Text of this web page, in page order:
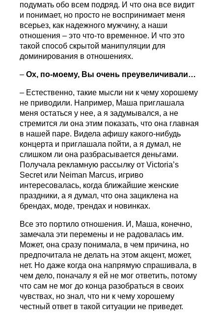
подумать обо всем подряд. И что она все видит
и понимает, но просто не воспринимает меня
всерьез, как надежного мужчину, а наши
отношения – это что-то временное. И что это
такой способ скрытой манипуляции для
доминирования в отношениях.
–Ох, по-моему, Вы очень преувеличивали…
– Естественно, такие мысли ни к чему хорошему
не приводили. Например, Маша приглашала
меня остаться у нее, а я задумывался, а не
стремится ли она этим показать, что она главная
в нашей паре. Видела афишу какого-нибудь
концерта и приглашала пойти, а я думал, не
слишком ли она разбрасывается деньгами.
Получала рекламную рассылку от Victoria’s
Secret или Neiman Marcus, игриво
интересовалась, когда ближайшие женские
праздники, а я думал, что она зациклена на
брендах, моде, трендах и новинках.
Все это портило отношения. И, Маша, конечно,
замечала эти перемены и не радовалась им.
Может, она сразу понимала, в чем причина, но
предпочитала не делать на этом акцент, может,
нет. Но даже когда она напрямую спрашивала, в
чем дело, поначалу я ей не мог ответить, потому
что сам не мог до конца разобраться в своих
чувствах, но знал, что ни к чему хорошему
честный ответ в такой ситуации не приведет.